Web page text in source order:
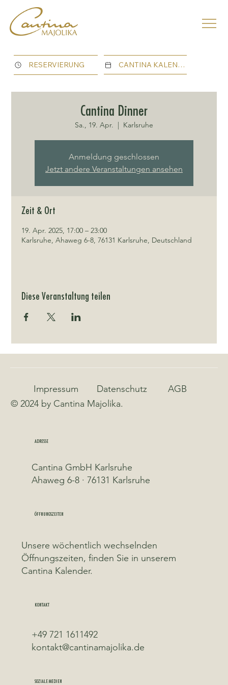
RESERVIERUNG CANTINA KALENDER
Cantina Dinner
Sa., 19. Apr.
  |
Karlsruhe
Anmeldung geschlossen
Jetzt andere Veranstaltungen ansehen
Zeit & Ort
19. Apr. 2025, 17:00 – 23:00
Karlsruhe, Ahaweg 6-8, 76131 Karlsruhe, Deutschland
Diese Veranstaltung teilen
© 2024 by Cantina Majolika.
Datenschutz
Impressum AGB
ADRESSE
Cantina GmbH Karlsruhe
Ahaweg 6-8 · 76131 Karlsruhe
ÖFFNUNGSZEITEN
Unsere wöchentlich wechselnden
Öffnungszeiten, finden Sie in unserem
Cantina Kalender.
KONTAKT
+49 721 1611492
kontakt@cantinamajolika.de
SOZIALE MEDIEN